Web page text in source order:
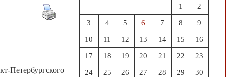
Петербургского
1 2
3 4 5 6 7 8 9
10 11 12 13 14 15 16
17 18 19 20 21 22 23
24 25 26 27 28 29 30